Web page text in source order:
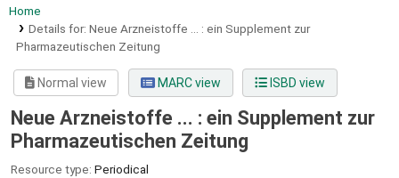
Home
Details for: Neue Arzneistoffe ... : ein Supplement zur
Pharmazeutischen Zeitung
Normal view MARC view ISBD view
Neue Arzneistoffe ... : ein Supplement zur
Pharmazeutischen Zeitung
Resource type: Periodical